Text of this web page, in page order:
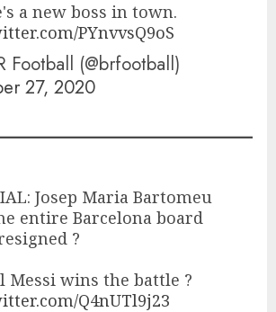
a new boss in town.
PYnvvsQ9oS
Football (@brfootball)
27, 2020
Josep Maria Bartomeu
entire Barcelona board
?
Messi wins the battle ?
Q4nUTl9j23